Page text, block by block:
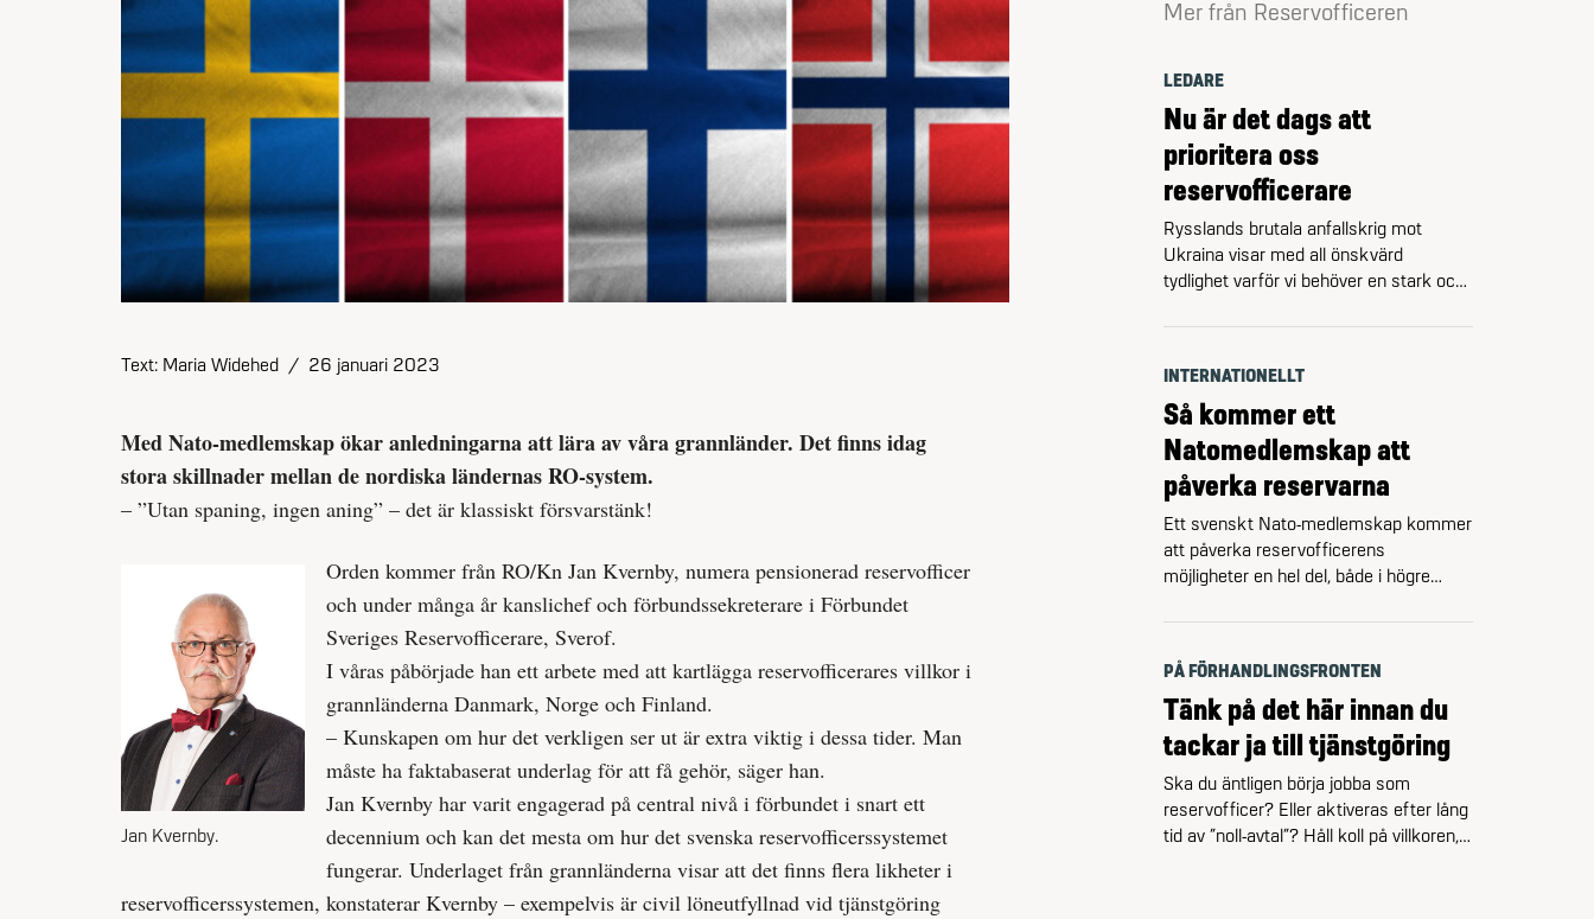
Text: Maria Widehed / 26 januari 2023
Med Nato-medlemskap ökar anledningarna att lära av våra grannländer. Det finns idag
stora skillnader mellan de nordiska ländernas RO-system.
– ”Utan spaning, ingen aning” – det är klassiskt försvarstänk!
Jan Kvernby.
Orden kommer från RO/Kn Jan Kvernby, numera pensionerad reservofficer
och under många år kanslichef och förbundssekreterare i Förbundet
Sveriges Reserv­officerare, Sverof.
I våras påbörjade han ett arbete med att kartlägga reservofficerares villkor i
grannländerna Danmark, Norge och Finland.
– Kunskapen om hur det verkligen ser ut är extra viktig i dessa tider. Man
måste ha faktabaserat underlag för att få gehör, säger han.
Jan Kvernby har varit engagerad på central nivå i förbundet i snart ett
decennium och kan det mesta om hur det svenska reservofficerssystemet
fungerar. Underlaget från grannländerna visar att det finns flera likheter i
reservofficers­systemen, konstaterar Kvernby – exempelvis är civil löneutfyllnad vid tjänst­göring
Mer från Reservofficeren
LEDARE
Nu är det dags att
prioritera oss
reservofficerare
Rysslands brutala anfallskrig mot
Ukraina visar med all önskvärd
tydlighet varför vi behöver en stark och
Sverige. Ukraina har på sju år lyckats
artilleribrigader. Det går alltså att
tillväxa, och att göra det snabbt.
Förutsatt att man prioriterar.
Riksrevisionen kritiserade i början …
INTERNATIONELLT
Så kommer ett
Natomedlemskap att
påverka reservarna
Ett svenskt Nato-medlemskap kommer
att påverka reservofficerens
möjligheter en hel del, både i högre
genom att det visar det på den
är stor. – Den goda nyheten för oss
reservofficerare som är aktiva är att
det ytterligare kommer öka
möjligheterna till tjänstgöring,
konstaterar …
PÅ FÖRHANDLINGSFRONTEN
Tänk på det här innan du
tackar ja till tjänstgöring
Ska du äntligen börja jobba som
reservofficer? Eller aktiveras efter lång
tid av ”noll-avtal”? Håll koll på villkoren,